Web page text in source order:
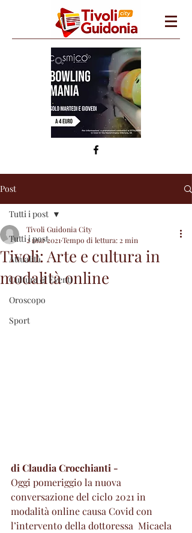
Post
Tutti i post
Attualità
Cultura & Eventi
Oroscopo
Sport
Tutti i post
Tivoli: Arte e cultura in
modalità online
Tivoli Guidonia City
2 mar 2021 Tempo di lettura: 2 min
di Claudia Crocchianti -
Oggi pomeriggio la nuova
conversazione del ciclo 2021 in
modalità online causa Covid con
l’intervento della dottoressa  Micaela